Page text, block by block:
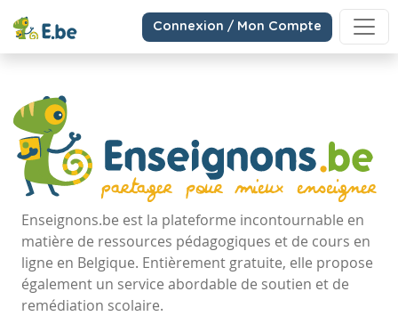
Connexion / Mon Compte
Enseignons.be est la plateforme incontournable en
matière de ressources pédagogiques et de cours en
ligne en Belgique. Entièrement gratuite, elle propose
également un service abordable de soutien et de
remédiation scolaire.